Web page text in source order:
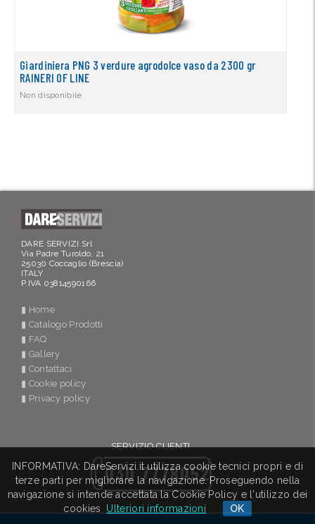
Giardiniera PNG 3 verdure agrodolce vaso da 2300 gr
RAINERI OF LINE
Non disponibile
DARE SERVIZI Srl
Via Padre Turoldo, 21
25030 Coccaglio (Brescia)
ITALY
P.IVA 03814590166
▮ Home
▮ Catalogo Prodotti
▮ FAQ
▮ Gallery
▮ Contattaci
▮ Cookie policy
▮ Privacy policy
SERVIZIO CLIENTI
030 7778052
INFORMATIVA: DareServizi.it utilizza cookie tecnici propri e di
terze parti per migliorare la navigazione. Proseguendo nella
navigazione si intende accettata la Cookie Policy e l'utilizzo dei
cookies
Ulteriori informazioni OK